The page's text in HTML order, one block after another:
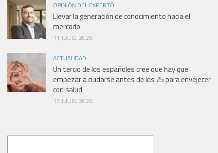
OPINIÓN DEL EXPERTO
Llevar la generación de conocimiento hacia el
mercado
11 JULIO, 2026
ACTUALIDAD
Un tercio de los españoles cree que hay que
empezar a cuidarse antes de los 25 para envejecer
con salud
13 JULIO, 2026